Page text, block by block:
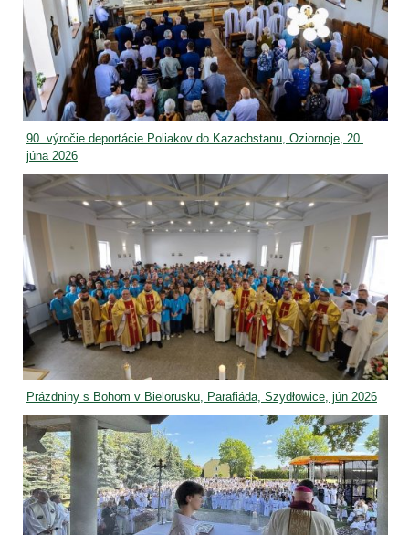
90. výročie deportácie Poliakov do Kazachstanu, Oziornoje, 20.
júna 2026
Prázdniny s Bohom v Bielorusku, Parafiáda, Szydłowice, jún 2026